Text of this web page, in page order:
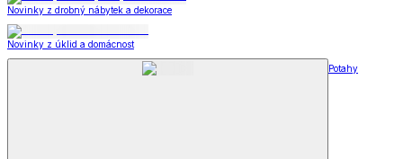
Novinky z drobný nábytek a dekorace
Novinky z úklid a domácnost
Potahy